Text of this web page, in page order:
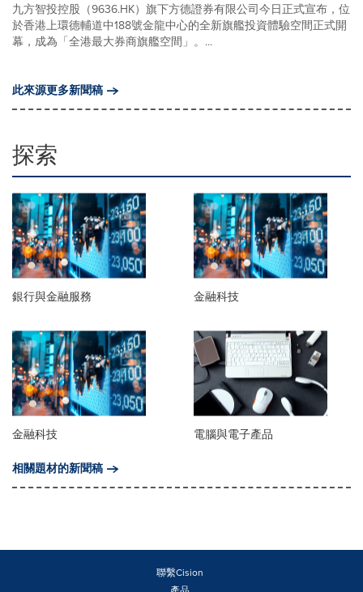
九方智投控股（9636.HK）旗下方德證券有限公司今日正式宣布，位
於香港上環德輔道中188號金龍中心的全新旗艦投資體驗空間正式開
幕，成為「全港最大券商旗艦空間」。...
此來源更多新聞稿
探索
銀行與金融服務 金融科技
金融科技
電腦與電子產品
相關題材的新聞稿
聯繫Cision